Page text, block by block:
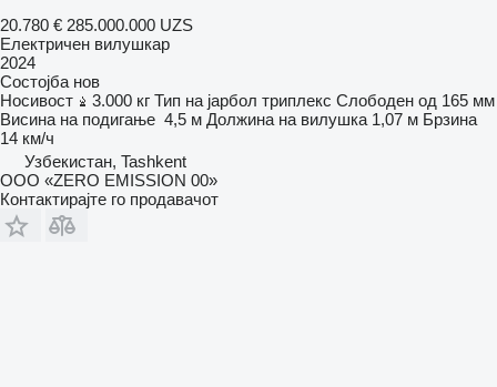
20.780 € 285.000.000 UZS
Електричен вилушкар
2024
Состојба нов
Носивост
3.000 кг Тип на јарбол триплекс Слободен од 165 мм
Висина на подигање 4,5 м Должина на вилушка 1,07 м Брзина
14 км/ч
Узбекистан, Tashkent
ООО «ZERO EMISSION 00»
Контактирајте го продавачот